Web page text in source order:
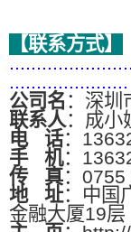
【联系方式】
......................
公司名 ：深圳
联系人：成小
电
话：
手 机：
传
真：
地
址：中国
金融大厦19层